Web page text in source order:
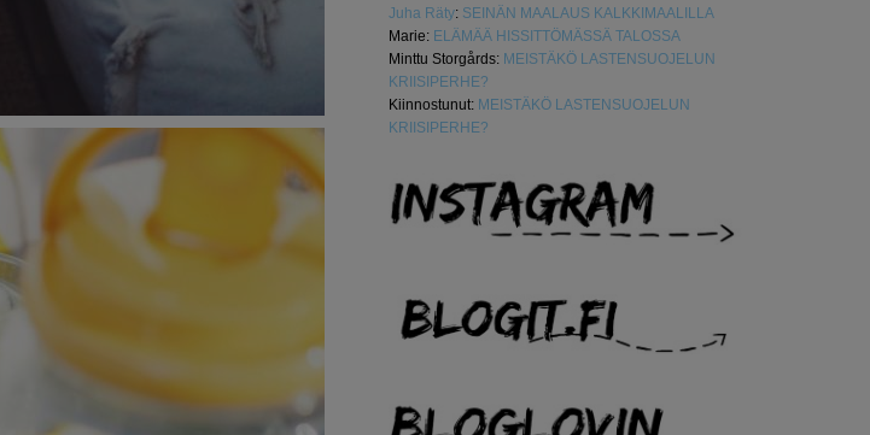
Juha Räty: SEINÄN MAALAUS KALKKIMAALILLA
Marie: ELÄMÄÄ HISSITTÖMÄSSÄ TALOSSA
Minttu Storgårds: MEISTÄKÖ LASTENSUOJELUN
KRIISIPERHE?
Kiinnostunut: MEISTÄKÖ LASTENSUOJELUN
KRIISIPERHE?